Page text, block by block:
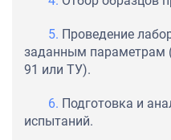
Проведение
заданным параметрам
91 или ТУ).
Подготовка и
испытаний.